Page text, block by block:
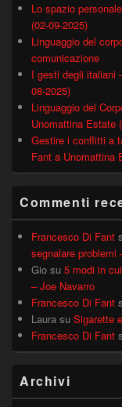
Lo spazio
(02-09-2025)
Linguaggio del
comunicazione
I gesti degli italiani
08-2025)
Linguaggio del
Unomattina Estate
Gestire i conflitti a
Fant a Unomattina
Commenti
Francesco Di Fant
segnalare problemi
Gio su 5 modi in
– Joe Navarro
Francesco Di Fant
Laura su Sigarette
Francesco Di Fant
Archivi